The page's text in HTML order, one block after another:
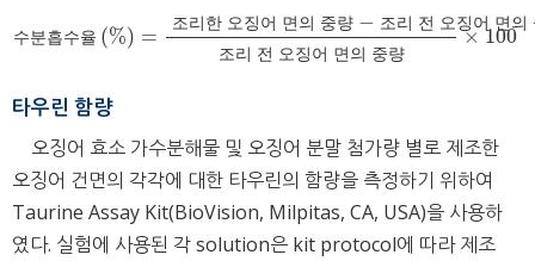
수분흡수율 (%) =
조리한 오징어 면의 중량 − 조리 전 오징어 면의
조리 전 오징어 면의 중량
× 100
수분흡수율 %= 조 리 한 오징어 면의 중량-조리 전 오징어 면의 중 량 조
타우린 함량
오징어 효소 가수분해물 및 오징어 분말 첨가량 별로 제조한
오징어 건면의 각각에 대한 타우린의 함량을 측정하기 위하여
Taurine Assay Kit(BioVision, Milpitas, CA, USA)을 사용하
였다. 실험에 사용된 각 solution은 kit protocol에 따라 제조